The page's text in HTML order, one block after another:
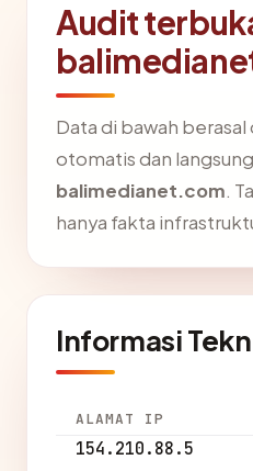
Audit
Data di bawah
otomatis dan
balimedianet.com.
hanya fakta
Informasi
ALAMAT IP
154.210.88.5